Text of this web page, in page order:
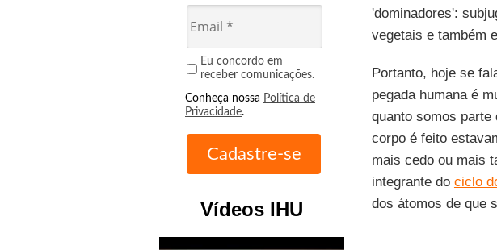
Eu concordo em
receber comunicações.
Conheça nossa Política de
Privacidade.
Vídeos IHU
'dominadores':
vegetais e também
Portanto, hoje se
pegada humana é
quanto somos parte
corpo é feito
mais cedo ou mais
integrante do ciclo
dos átomos de que